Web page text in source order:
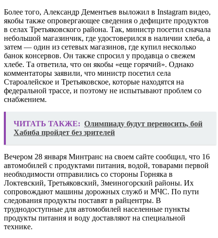
Более того, Александр Дементьев выложил в Instagram видео,
якобы также опровергающее сведения о дефиците продуктов
в селах Третьяковского района. Так, министр посетил сначала
небольшой магазинчик, где удостоверился в наличии хлеба, а
затем — один из сетевых магазинов, где купил несколько
банок консервов. Он также спросил у продавца о свежем
хлебе. Та ответила, что он якобы «еще горячий». Однако
комментаторы заявили, что министр посетил села
Староалейское и Третьяковское, которые находятся на
федеральной трассе, и поэтому не испытывают проблем со
снабжением.
ЧИТАТЬ ТАКЖЕ: Олимпиаду будут переносить, бой
Хабиба пройдет без зрителей
Вечером 28 января Минтранс на своем сайте сообщил, что 16
автомобилей с продуктами питания, водой, товарами первой
необходимости отправились со стороны Горняка в
Локтевский, Третьяковский, Змеиногорский районы. Их
сопровождают машины дорожных служб и МЧС. По пути
следования продукты поставят в райцентры. В
труднодоступные для автомобилей населенные пункты
продукты питания и воду доставляют на специальной
технике.